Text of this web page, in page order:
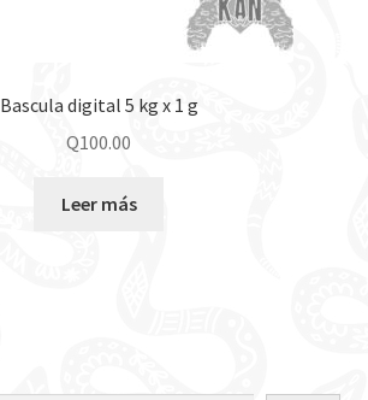
Bascula digital 5 kg x 1 g
Q100.00
Leer más